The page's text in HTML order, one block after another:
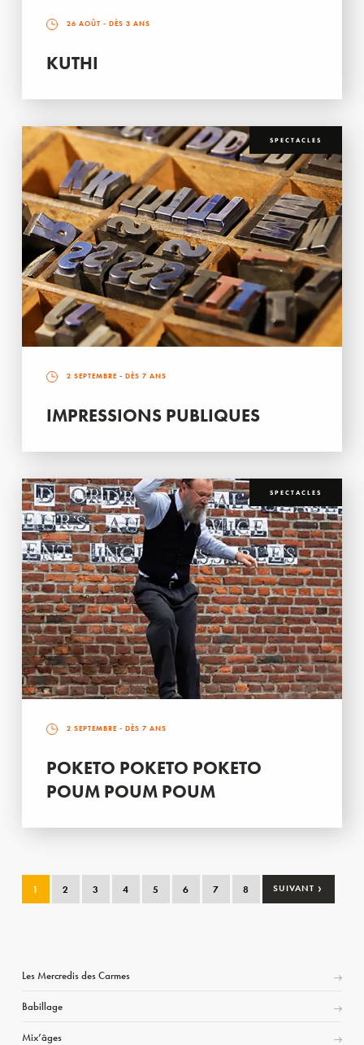
26 AOÛT - DÈS 3 ANS
KUTHI
SPECTACLES
2 SEPTEMBRE - DÈS 7 ANS
IMPRESSIONS PUBLIQUES
SPECTACLES
2 SEPTEMBRE - DÈS 7 ANS
POKETO POKETO POKETO
POUM POUM POUM
1 2 3 4 5 6 7 8 SUIVANT ›
Les Mercredis des Carmes
Babillage
Mix’âges